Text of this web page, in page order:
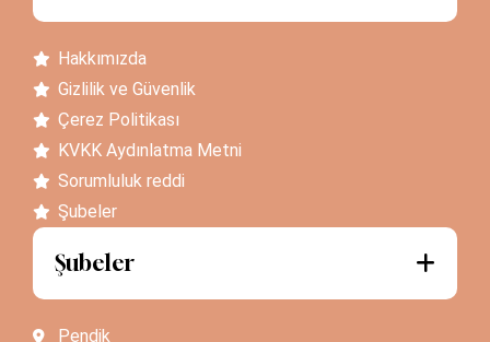
Hakkımızda
Gizlilik ve Güvenlik
Çerez Politikası
KVKK Aydınlatma Metni
Sorumluluk reddi
Şubeler
Şubeler
Pendik